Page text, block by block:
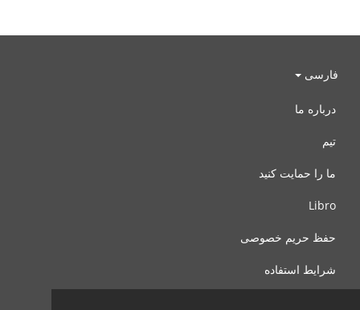
فارسی
درباره ما
تیم
ما را حمایت کنید
Libro
حفظ حریم خصوصی
شرایط استفاده